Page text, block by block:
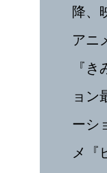
降、
アニ
『
ョン
ーシ
メ『